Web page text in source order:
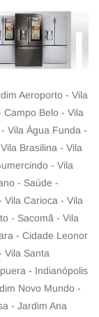
Aeroporto - Vila
Campo Belo - Vila
Vila Água Funda -
Brasilina - Vila
- Vila
- Saúde -
Vila Carioca - Vila
- Sacomã - Vila
- Cidade Leonor
Vila Santa
- Indianópolis
Novo Mundo -
- Jardim Ana